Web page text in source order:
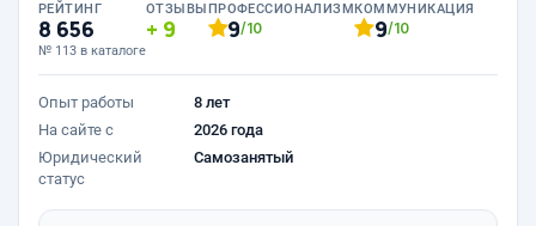
РЕЙТИНГ
8 656
№ 113 в каталоге
ОТЗЫВЫ
9
ПРОФЕССИОНАЛИЗМ
9/10
КОММУНИКАЦИЯ
9/10
Опыт работы
8 лет
На сайте с
2026 года
Юридический
статус
Самозанятый